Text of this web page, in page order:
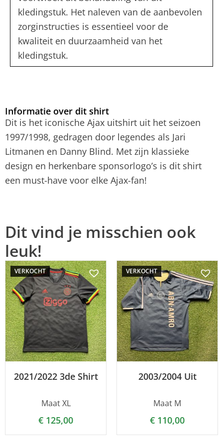
kledingstuk. Het naleven van de aanbevolen
zorginstructies is essentieel voor de
kwaliteit en duurzaamheid van het
kledingstuk.
Informatie over dit shirt
Dit is het iconische Ajax uitshirt uit het seizoen
1997/1998, gedragen door legendes als Jari
Litmanen en Danny Blind. Met zijn klassieke
design en herkenbare sponsorlogo’s is dit shirt
een must-have voor elke Ajax-fan!
Dit vind je misschien ook
leuk!
VERKOCHT
2021/2022 3de Shirt
Maat XL
€ 125,00
VERKOCHT
2003/2004 Uit
Maat M
€ 110,00